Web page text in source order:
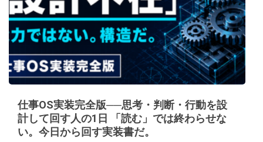
仕事OS実装完全版──思考・判断・行動を設
計して回す人の1日 「読む」では終わらせな
い。今日から回す実装書だ。